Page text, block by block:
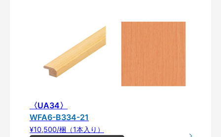
〈UA34〉
WFA6-B334-21
¥10,500/梱（1本入り）